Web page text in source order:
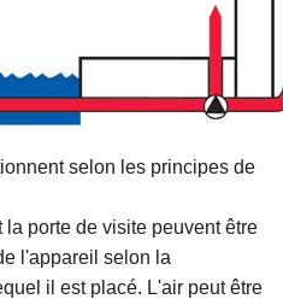
selon les principes de
porte de visite peuvent être
l'appareil selon la
il est placé. L'air peut être